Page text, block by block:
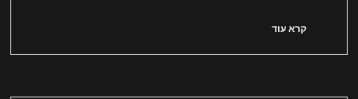
קרא עוד